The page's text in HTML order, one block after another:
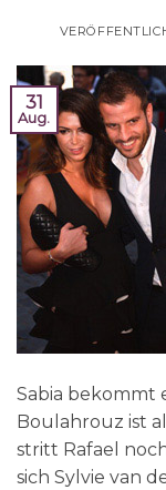
31
Aug.
Sabia bekommt
Boulahrouz ist
stritt Rafael
sich Sylvie van